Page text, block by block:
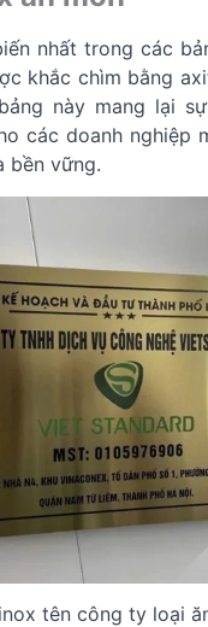
nhất trong các
khắc chìm bằng
này mang lại
các doanh nghiệp
bền vững.
tên công ty loại